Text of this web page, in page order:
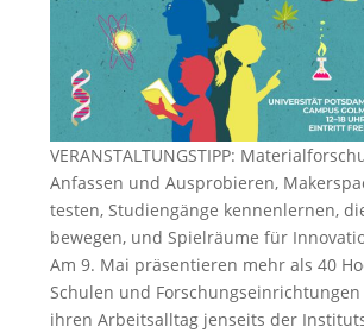
VERANSTALTUNGSTIPP:
Anfassen und Ausprobieren,
testen, Studiengänge kennenlernen,
bewegen, und Spielräume für
Am 9. Mai präsentieren mehr als 40
Schulen und
ihren Arbeitsalltag jenseits der